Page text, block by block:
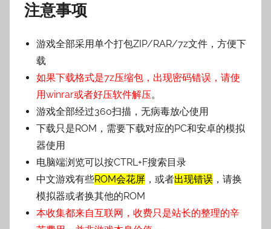
注意事项
游戏全部采用单个打包ZIP/RAR/7z文件，方便下
载
如果下载格式是7z压缩包，出现密码错误，请使
用winrar或者好压软件解压。
游戏全部经过360扫描，无病毒放心使用
下载只是ROM，需要下载对应的PC和安卓的模拟
器使用
电脑端浏览可以按CTRL+F搜索目录
中文游戏有些ROM会花屏 ，或者出现错误 ，请换
模拟器或者换其他的ROM
本收集都来自互联网，收费只是站长的整理的辛